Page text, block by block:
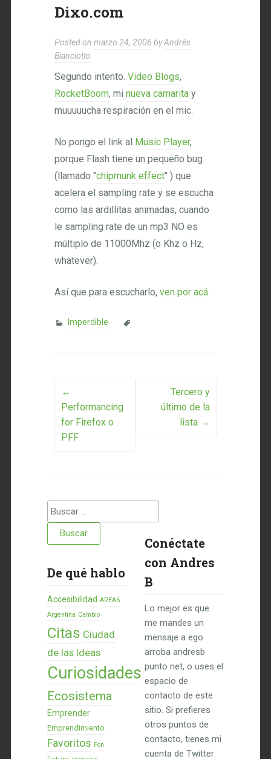
Dixo.com
Posted onmarzo 24, 2006 byAndrés
Bianciotto
Segundo intento.Video Blogs,
RocketBoom, minueva camarita y
muuuuucha respiración en el mic.
No pongo el link al Music Player,
porque Flash tiene un pequeño bug
(llamado "chipmunk effect" ) que
acelera el sampling rate y se escucha
como las ardillitas animadas, cuando
le sampling rate de un mp3 NO es
múltiplo de 11000Mhz (o Khz o Hz,
whatever).
Así que para escucharlo,ven por acá.
Imperdible
Post navigation
←
Performancing
for Firefox o
PFF
Tercero y
último de la
lista →
Buscar:
De qué hablo
Accesibilidad AREA6
Argentina Cambio
Citas Ciudad
de las Ideas
Curiosidades
Ecosistema
Emprender
Emprendimiento
Favoritos Fon
Conéctate
con Andres
B
Lo mejor es que
me mandes un
mensaje a ego
arroba andresb
punto net, o uses el
espacio de
contacto de este
sitio. Si prefieres
otros puntos de
contacto, tienes mi
cuenta de Twitter: